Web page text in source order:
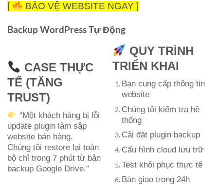
[ BẢO VỆ WEBSITE NGAY ]
Backup WordPress Tự Động
CASE THỰC
TẾ (TĂNG
TRUST)
“Một khách hàng bị lỗi
update plugin làm sập
website bán hàng.
Chúng tôi restore lại toàn
bộ chỉ trong 7 phút từ bản
backup Google Drive.”
QUY TRÌNH
TRIỂN KHAI
Bạn cung cấp thông tin
website
Chúng tôi kiểm tra hệ
thống
Cài đặt plugin backup
Cấu hình cloud lưu trữ
Test khôi phục thực tế
Bàn giao trong 24h